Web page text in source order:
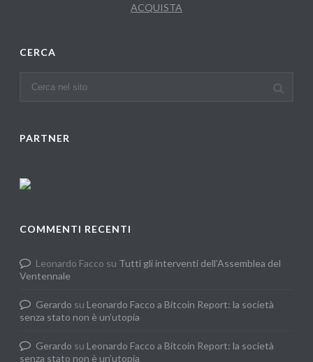
ACQUISTA
CERCA
PARTNER
COMMENTI RECENTI
Leonardo Facco su Tutti gli interventi dell’Assemblea del
Ventennale
Gerardo su Leonardo Facco a Bitcoin Report: la società
senza stato non è un’utopia
Gerardo su Leonardo Facco a Bitcoin Report: la società
senza stato non è un’utopia